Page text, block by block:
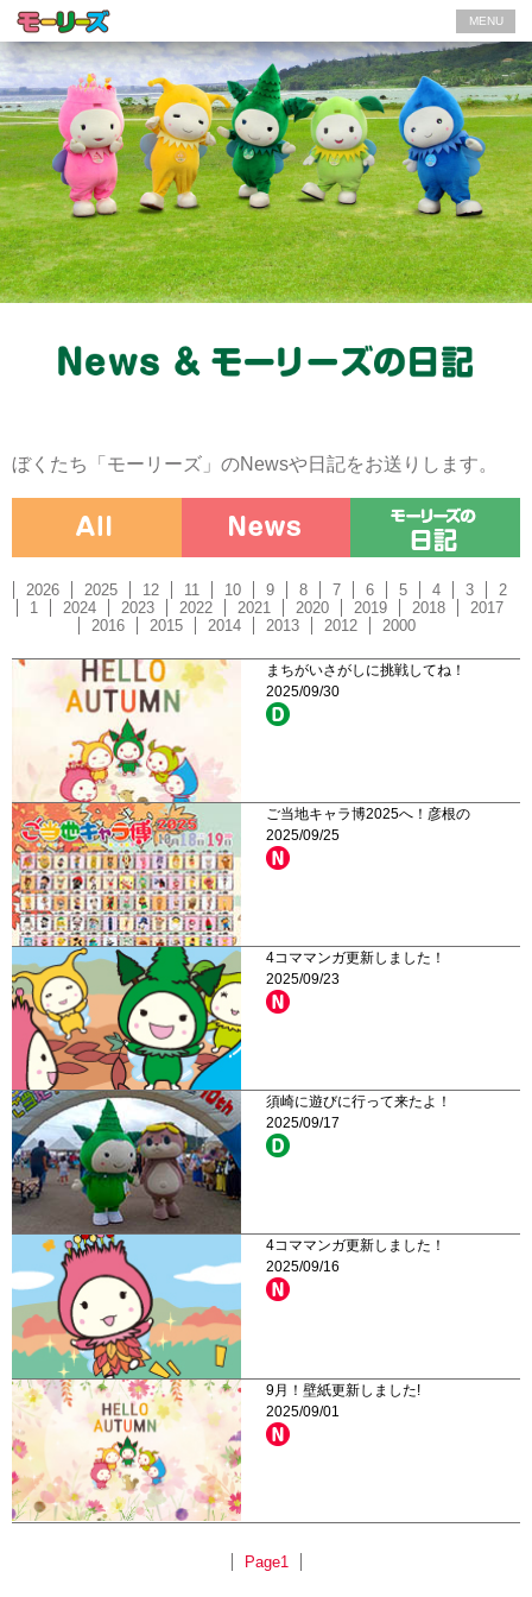
MENU
ぼくたち「モーリーズ」のNewsや日記をお送りします。
2026 2025 12 11 10 9 8 7 6 5 4 3
2
1
2024 2023 2022 2021 2020 2019 2018
2017
2016
2015 2014 2013 2012 2000
まちがいさがしに挑戦してね！
2025/09/30
ご当地キャラ博2025へ！彦根の
2025/09/25
4コママンガ更新しました！
2025/09/23
須崎に遊びに行って来たよ！
2025/09/17
4コママンガ更新しました！
2025/09/16
9月！壁紙更新しました!
2025/09/01
Page1